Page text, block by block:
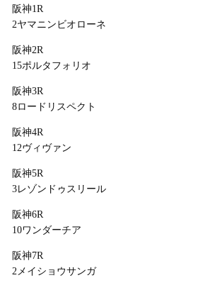
阪神1R
2ヤマニンビオローネ
阪神2R
15ポルタフォリオ
阪神3R
8ロードリスペクト
阪神4R
12ヴィヴァン
阪神5R
3レゾンドゥスリール
阪神6R
10ワンダーチア
阪神7R
2メイショウサンガ